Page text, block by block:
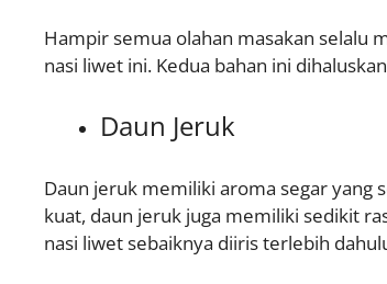
Hampir semua olahan masakan selalu
nasi liwet ini. Kedua bahan ini
Daun Jeruk
Daun jeruk memiliki aroma segar yang
kuat, daun jeruk juga memiliki sedikit
nasi liwet sebaiknya diiris terlebih